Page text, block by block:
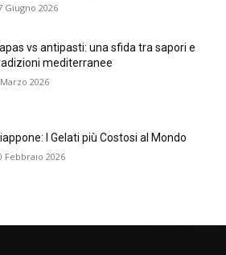
Giugno 2026
vs antipasti: una sfida tra sapori e
mediterranee
2026
I Gelati più Costosi al Mondo
Febbraio 2026